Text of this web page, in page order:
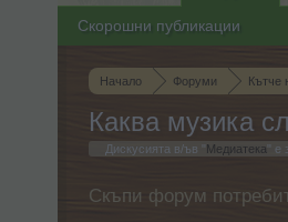
Начало Форуми Кътче
Каква музика
Дискусията в/ъв " Медиатека "
Скъпи форум
Скорошни публикации